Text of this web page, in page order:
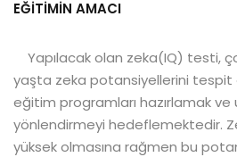
EĞİTİMİN AMACI
Yapılacak olan zeka(IQ) testi,
yaşta zeka potansiyellerini tespit
eğitim programları hazırlamak ve
yönlendirmeyi hedeflemektedir.
yüksek olmasına rağmen bu